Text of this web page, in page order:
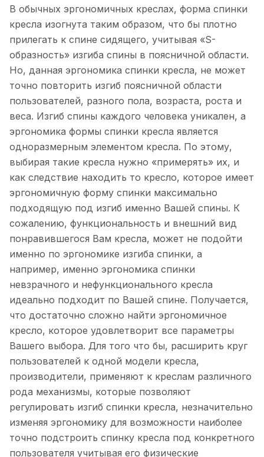
В обычных эргономичных креслах, форма спинки
кресла изогнута таким образом, что бы плотно
прилегать к спине сидящего, учитывая «S-
образность» изгиба спины в поясничной области.
Но, данная эргономика спинки кресла, не может
точно повторить изгиб поясничной области
пользователей, разного пола, возраста, роста и
веса. Изгиб спины каждого человека уникален, а
эргономика формы спинки кресла является
одноразмерным элементом кресла. По этому,
выбирая такие кресла нужно «примерять» их, и
как следствие находить то кресло, которое имеет
эргономичную форму спинки максимально
подходящую под изгиб именно Вашей спины. К
сожалению, функциональность и внешний вид
понравившегося Вам кресла, может не подойти
именно по эргономике изгиба спинки, а
например, именно эргономика спинки
невзрачного и нефункционального кресла
идеально подходит по Вашей спине. Получается,
что достаточно сложно найти эргономичное
кресло, которое удовлетворит все параметры
Вашего выбора. Для того что бы, расширить круг
пользователей к одной модели кресла,
производители, применяют к креслам различного
рода механизмы, которые позволяют
регулировать изгиб спинки кресла, незначительно
изменяя эргономику для возможности наиболее
точно подстроить спинку кресла под конкретного
пользователя учитывая его физические